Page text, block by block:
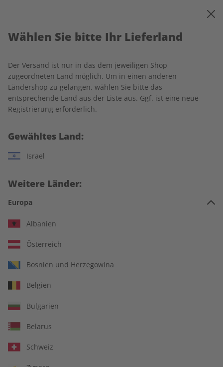
Startseite Spotlight Wunschabo
Jetzt Ihr Spotlight-Wunschabo
Für wen ist das Abo?
Wählen Sie bitte Ihr Lieferland
Der Versand ist nur in das dem jeweiligen Shop
zugeordneten Land möglich. Um in einen anderen
Ländershop zu gelangen, wählen Sie bitte das
entsprechende Land aus der Liste aus. Ggf. ist eine neue
Registrierung erforderlich.
Gewähltes Land:
Israel
Weitere Länder:
Europa
Albanien
Österreich
Bosnien und Herzegowina
Belgien
Bulgarien
Belarus
Schweiz